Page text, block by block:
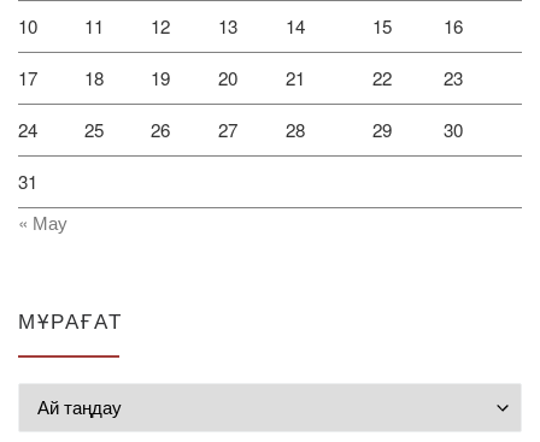
10 11 12 13 14 15 16
17 18 19 20 21 22 23
24 25 26 27 28 29 30
31
« Мау
МҰРАҒАТ